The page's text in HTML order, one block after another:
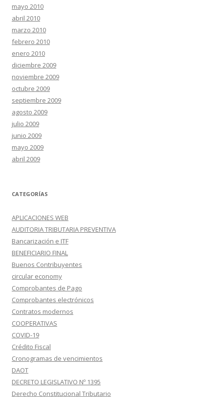
mayo 2010
abril 2010
marzo 2010
febrero 2010
enero 2010
diciembre 2009
noviembre 2009
octubre 2009
septiembre 2009
agosto 2009
julio 2009
junio 2009
mayo 2009
abril 2009
CATEGORÍAS
APLICACIONES WEB
AUDITORIA TRIBUTARIA PREVENTIVA
Bancarización e ITF
BENEFICIARIO FINAL
Buenos Contribuyentes
circular economy
Comprobantes de Pago
Comprobantes electrónicos
Contratos modernos
COOPERATIVAS
COVID-19
Crédito Fiscal
Cronogramas de vencimientos
DAOT
DECRETO LEGISLATIVO Nº 1395
Derecho Constitucional Tributario